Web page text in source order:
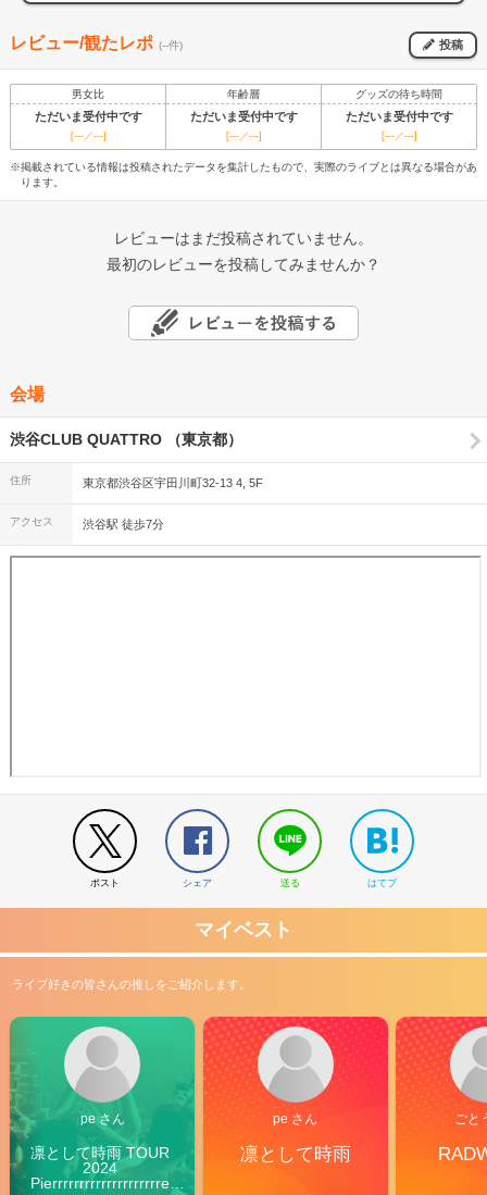
レビュー/観たレポ (--件) 投稿
男女比 年齢層 グッズの待ち時間
ただいま受付中です ただいま受付中です ただいま受付中です
[---／---] [---／---] [---／---]
※掲載されている情報は投稿されたデータを集計したもので、実際のライブとは異なる場合があ
ります。
レビューはまだ投稿されていません。
最初のレビューを投稿してみませんか？
会場
渋谷CLUB QUATTRO （東京都）
住所 東京都渋谷区宇田川町32-13 4, 5F
アクセス 渋谷駅 徒歩7分
ポスト シェア 送る はてブ
マイベスト
ライブ好きの皆さんの推しをご紹介します。
pe さん
凛として時雨 TOUR
2024
Pierrrrrrrrrrrrrrrrrrrre
pe さん
凛として時雨
ごと